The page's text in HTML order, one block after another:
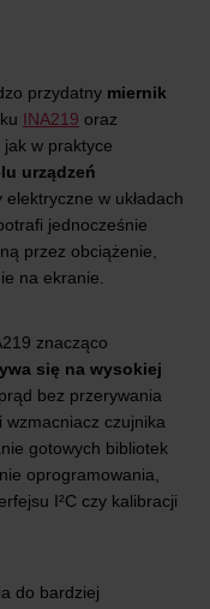
przydatny miernik
INA219 oraz
jak w praktyce
urządzeń
w układach
jednocześnie
przez obciążenie,
na ekranie.
znacząco
się na wysokiej
bez przerywania
czujnika
gotowych bibliotek
oprogramowania,
I²C czy kalibracji
do bardziej